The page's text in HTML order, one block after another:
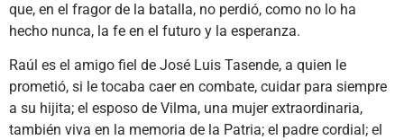
que, en el fragor de la batalla, no perdió, como no lo ha
hecho nunca, la fe en el futuro y la esperanza.
Raúl es el amigo fiel de José Luis Tasende, a quien le
prometió, si le tocaba caer en combate, cuidar para siempre
a su hijita; el esposo de Vilma, una mujer extraordinaria,
también viva en la memoria de la Patria; el padre cordial; el